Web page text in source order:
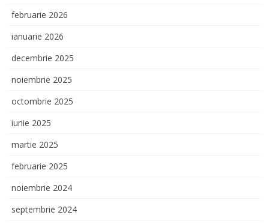
februarie 2026
ianuarie 2026
decembrie 2025
noiembrie 2025
octombrie 2025
iunie 2025
martie 2025
februarie 2025
noiembrie 2024
septembrie 2024